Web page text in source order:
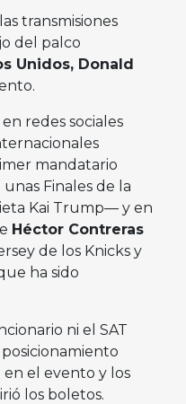
transmisiones
del palco
Unidos, Donald
redes sociales
mandatario
Finales de la
Kai Trump— y en
Héctor Contreras
de los Knicks y
ha sido
ni el SAT
el evento y los
los boletos.